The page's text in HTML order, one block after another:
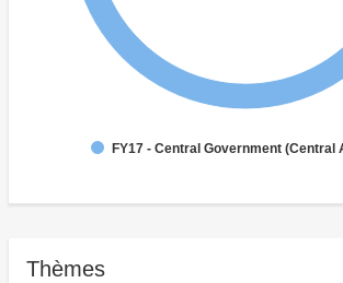
FY17 - Central Government (Central
Thèmes